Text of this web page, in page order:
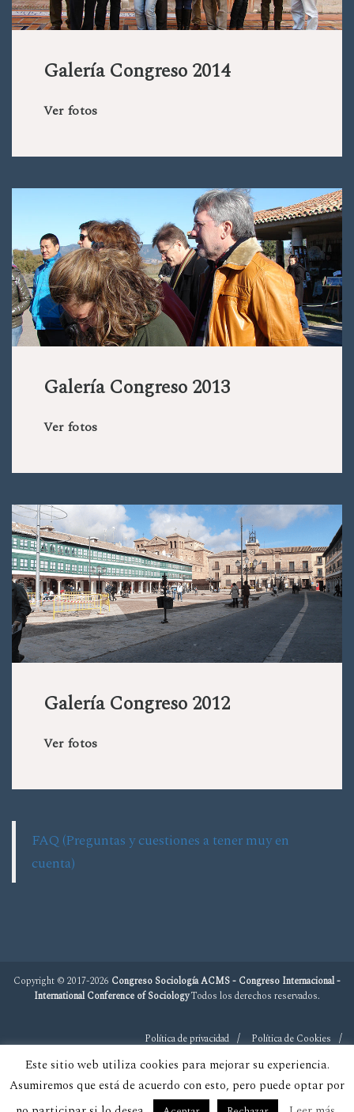
Galería Congreso 2014
Ver fotos
Galería Congreso 2013
Ver fotos
Galería Congreso 2012
Ver fotos
FAQ (Preguntas y cuestiones a tener muy en
cuenta)
Copyright © 2017-2026 Congreso Sociología ACMS - Congreso Internacional -
International Conference of SociologyTodos los derechos reservados.
Política de privacidad Política de Cookies
Este sitio web utiliza cookies para mejorar su experiencia.
Asumiremos que está de acuerdo con esto, pero puede optar por